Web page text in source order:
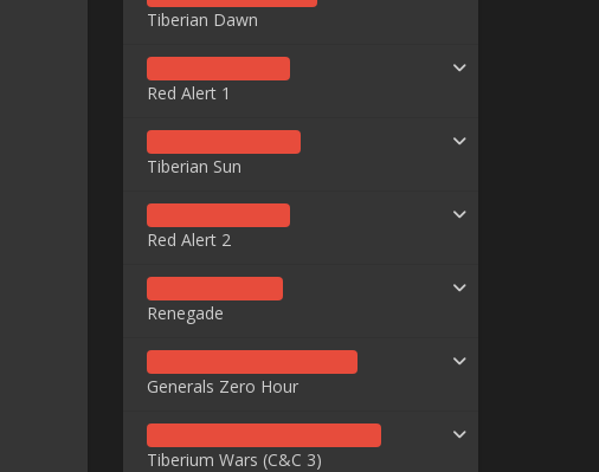
Tiberian Dawn
Red Alert 1
Tiberian Sun
Red Alert 2
Renegade
Generals Zero Hour
Tiberium Wars (C&C 3)